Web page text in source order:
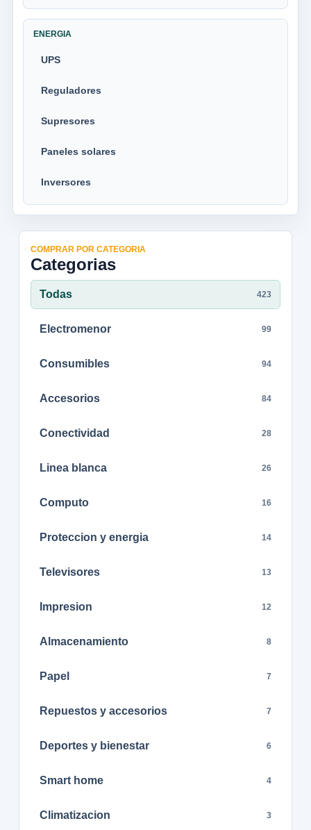
ENERGIA
UPS
Reguladores
Supresores
Paneles solares
Inversores
COMPRAR POR CATEGORIA
Categorias
Todas 423
Electromenor 99
Consumibles 94
Accesorios 84
Conectividad 28
Linea blanca 26
Computo 16
Proteccion y energia 14
Televisores 13
Impresion 12
Almacenamiento 8
Papel 7
Repuestos y accesorios 7
Deportes y bienestar 6
Smart home 4
Climatizacion 3